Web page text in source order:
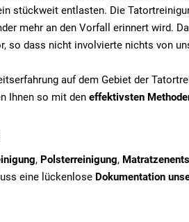
stückweit entlasten. Die
mehr an den Vorfall erinnert wird.
so dass nicht involvierte nichts von
auf dem Gebiet der
Ihnen so mit den effektivsten
, Polsterreinigung,
eine lückenlose Dokumentation